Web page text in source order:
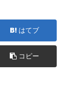
はてブ
コピー